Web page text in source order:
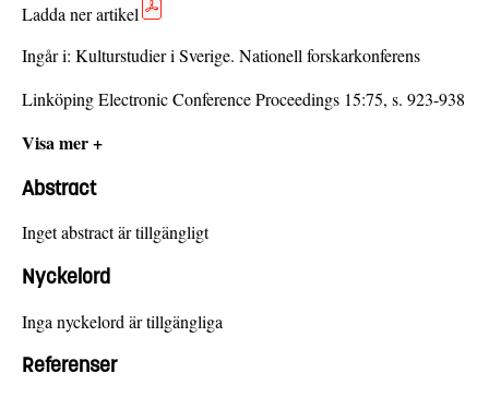
Ladda ner artikel
Ingår i: Kulturstudier i Sverige. Nationell forskarkonferens
Linköping Electronic Conference Proceedings 15:75, s. 923-938
Visa mer +
Abstract
Inget abstract är tillgängligt
Nyckelord
Inga nyckelord är tillgängliga
Referenser